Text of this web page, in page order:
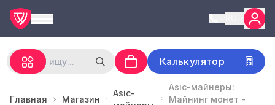
Калькулятор
Главная Магазин
Asic-
Asic-майнеры:
Майнинг монет -